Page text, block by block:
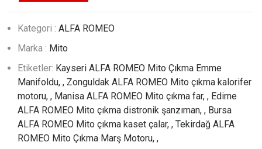
Kategori : ALFA ROMEO
Marka : Mito
Etiketler: Kayseri ALFA ROMEO Mito Çıkma Emme
Manifoldu, , Zonguldak ALFA ROMEO Mito çıkma kalorifer
motoru, , Manisa ALFA ROMEO Mito çıkma far, , Edirne
ALFA ROMEO Mito çıkma distronik şanzıman, , Bursa
ALFA ROMEO Mito çıkma kaset çalar, , Tekirdağ ALFA
ROMEO Mito Çıkma Marş Motoru, ,